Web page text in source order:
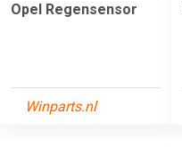
Opel Regensensor
Winparts.nl